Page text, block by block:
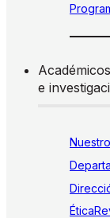
Académicos
e
Ética